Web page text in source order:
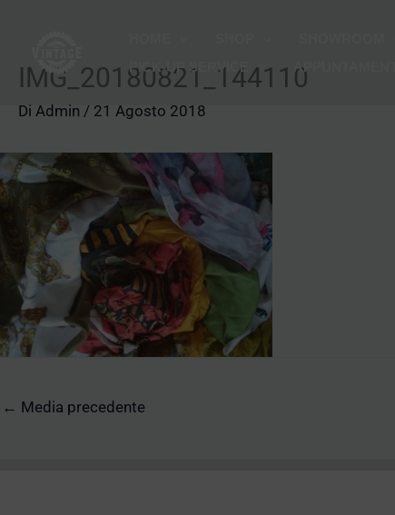
contenuto
PICK-UP SERVICE
APPUNTAMENTI
IMG_20180821_144110
Di Admin / 21 Agosto 2018
← Media precedente